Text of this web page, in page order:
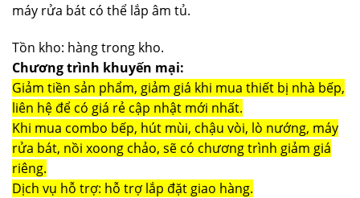
máy rửa bát có thể lắp âm tủ.
Tồn kho: hàng trong kho.
Chương trình khuyến mại:
Giảm tiền sản phẩm, giảm giá khi mua thiết bị nhà bếp,
liên hệ để có giá rẻ cập nhật mới nhất.
Khi mua combo bếp, hút mùi, chậu vòi, lò nướng, máy
rửa bát, nồi xoong chảo, sẽ có chương trình giảm giá
riêng.
Dịch vụ hỗ trợ: hỗ trợ lắp đặt giao hàng.